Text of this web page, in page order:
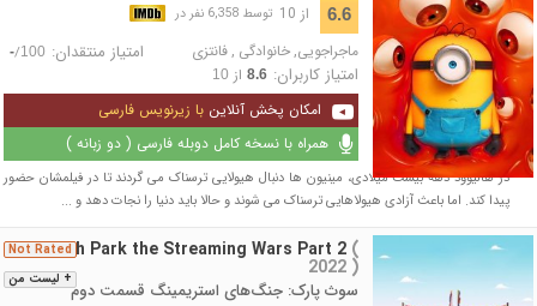
6.6 از 10 توسط 6,358 نفر در
ماجراجویی,خانوادگی ,فانتزی امتیاز منتقدان: -/100
امتیاز کاربران: 8.6از 10
امکان پخش آنلاین با زیرنویس فارسی
همراه با نسخه کامل دوبله فارسی ( دو زبانه )
در هالیوود دهه بیست میلادی، مینیون ها دنبال هیولایی ترسناک می گردند تا در فیلمشان حضور
پیدا کند. اما باعث آزادی هیولاهایی ترسناک می شوند و حالا باید دنیا را نجات دهد و ...
+ لیست من
Not RatedSouth Park the Streaming Wars Part 2 (
2022 )
سوث پارک: جنگ‌های استریمینگ قسمت دوم